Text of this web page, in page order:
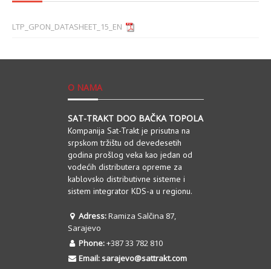
LTP_GPON_DATASHEET_15_EN
O NAMA
SAT-TRAKT DOO BAČKA TOPOLA
Kompanija Sat-Trakt je prisutna na
srpskom tržištu od devedesetih
godina prošlog veka kao jedan od
vodećih distributera opreme za
kablovsko distributivne sisteme i
sistem integrator KDS-a u regionu.
Adress:Ramiza Salčina 87,
Sarajevo
Phone:+387 33 782 810
Email:sarajevo@sattrakt.com